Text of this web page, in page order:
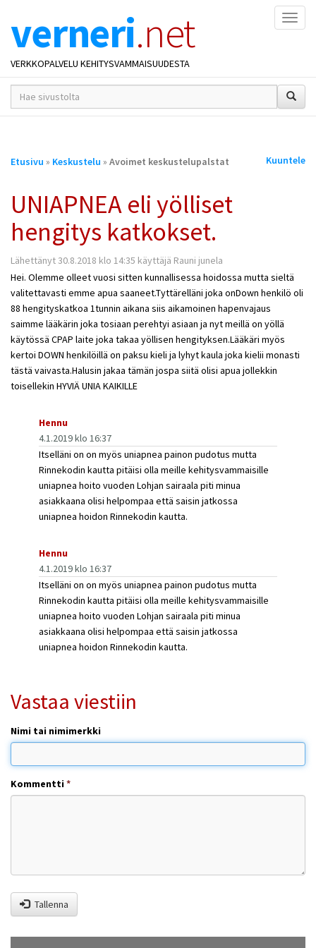
verneri.net
VERKKOPALVELU KEHITYSVAMMAISUUDESTA
hakusana(t)
*
Olet
Etusivu » Keskustelu » Avoimet keskustelupalstat Kuuntele
UNIAPNEA eli yölliset
hengitys katkokset.
Lähettänyt 30.8.2018 klo 14:35 käyttäjä Rauni junela
Hei. Olemme olleet vuosi sitten kunnallisessa hoidossa mutta sieltä
valitettavasti emme apua saaneet.Tyttärelläni joka onDown henkilö oli
88 hengityskatkoa 1tunnin aikana siis aikamoinen hapenvajaus
saimme lääkärin joka tosiaan perehtyi asiaan ja nyt meillä on yöllä
käytössä CPAP laite joka takaa yöllisen hengityksen.Lääkäri myös
kertoi DOWN henkilöillä on paksu kieli ja lyhyt kaula joka kielii monasti
tästä vaivasta.Halusin jakaa tämän jospa siitä olisi apua jollekkin
toisellekin HYVIÄ UNIA KAIKILLE
Hennu
4.1.2019 klo 16:37
Itselläni on on myös uniapnea painon pudotus mutta
Rinnekodin kautta pitäisi olla meille kehitysvammaisille
uniapnea hoito vuoden Lohjan sairaala piti minua
asiakkaana olisi helpompaa että saisin jatkossa
uniapnea hoidon Rinnekodin kautta.
Hennu
4.1.2019 klo 16:37
Itselläni on on myös uniapnea painon pudotus mutta
Rinnekodin kautta pitäisi olla meille kehitysvammaisille
uniapnea hoito vuoden Lohjan sairaala piti minua
asiakkaana olisi helpompaa että saisin jatkossa
uniapnea hoidon Rinnekodin kautta.
Vastaa viestiin
Nimi tai nimimerkki
Kommentti*
Tallenna